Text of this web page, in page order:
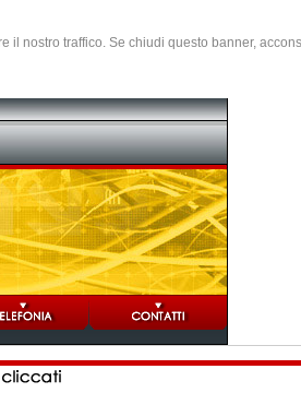
il nostro traffico. Se chiudi questo banner,